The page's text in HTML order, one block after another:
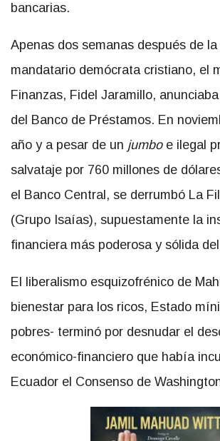
bancarias.
Apenas dos semanas después de la
mandatario demócrata cristiano, el
Finanzas, Fidel Jaramillo,
del Banco de Préstamos. En
año y a pesar de un jumboe ilegal
salvataje por 760 millones de
el Banco Central, se derrumbó La
(Grupo Isaías), supuestamente la
financiera más poderosa y sólida
El liberalismo esquizofrénico de
bienestar para los ricos, Estado
pobres- terminó por desnudar el
económico-financiero que había
Ecuador el Consenso de